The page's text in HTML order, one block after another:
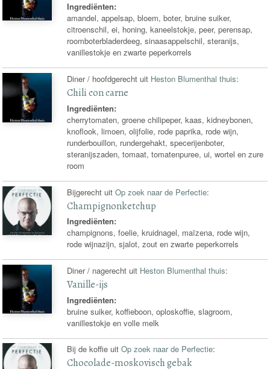
Ingrediënten:
amandel, appelsap, bloem, boter, bruine suiker,
citroenschil, ei, honing, kaneelstokje, peer, perensap,
roomboterbladerdeeg, sinaasappelschil, steranijs,
vanillestokje en zwarte peperkorrels
Diner / hoofdgerecht uit Heston Blumenthal thuis:
Chili con carne
Ingrediënten:
cherrytomaten, groene chilipeper, kaas, kidneybonen,
knoflook, limoen, olijfolie, rode paprika, rode wijn,
runderbouillon, rundergehakt, specerijenboter,
steranijszaden, tomaat, tomatenpuree, ui, wortel en zure
room
Bijgerecht uitOp zoek naar de Perfectie:
Champignonketchup
Ingrediënten:
champignons, foelie, kruidnagel, maïzena, rode wijn,
rode wijnazijn, sjalot, zout en zwarte peperkorrels
Diner / nagerecht uit Heston Blumenthal thuis:
Vanille-ijs
Ingrediënten:
bruine suiker, koffieboon, oploskoffie, slagroom,
vanillestokje en volle melk
Bij de koffie uitOp zoek naar de Perfectie:
Chocolade-moskovisch gebak